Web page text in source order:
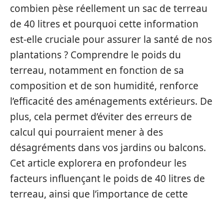
combien pèse réellement un sac de terreau
de 40 litres et pourquoi cette information
est-elle cruciale pour assurer la santé de nos
plantations ? Comprendre le poids du
terreau, notamment en fonction de sa
composition et de son humidité, renforce
l’efficacité des aménagements extérieurs. De
plus, cela permet d’éviter des erreurs de
calcul qui pourraient mener à des
désagréments dans vos jardins ou balcons.
Cet article explorera en profondeur les
facteurs influençant le poids de 40 litres de
terreau, ainsi que l’importance de cette